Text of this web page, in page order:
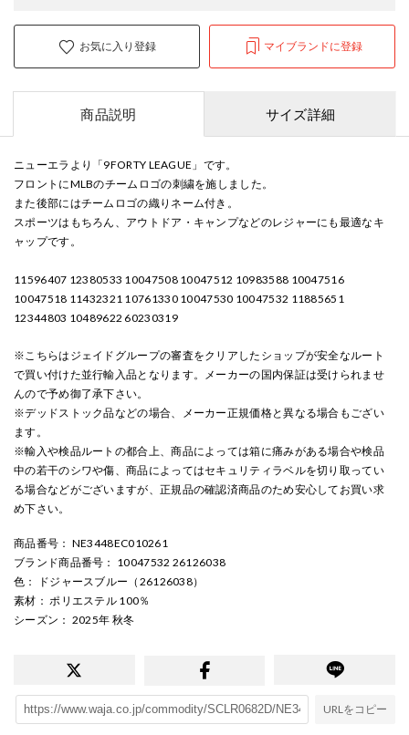
お気に入り登録 マイブランドに登録
商品説明 サイズ詳細
ニューエラより「9FORTY LEAGUE」です。
フロントにMLBのチームロゴの刺繍を施しました。
また後部にはチームロゴの織りネーム付き。
スポーツはもちろん、アウトドア・キャンプなどのレジャーにも最適なキ
ャップです。
11596407 12380533 10047508 10047512 10983588 10047516
10047518 11432321 10761330 10047530 10047532 11885651
12344803 10489622 60230319
※こちらはジェイドグループの審査をクリアしたショップが安全なルート
で買い付けた並行輸入品となります。メーカーの国内保証は受けられませ
んので予め御了承下さい。
※デッドストック品などの場合、メーカー正規価格と異なる場合もござい
ます。
※輸入や検品ルートの都合上、商品によっては箱に痛みがある場合や検品
中の若干のシワや傷、商品によってはセキュリティラベルを切り取ってい
る場合などがございますが、正規品の確認済商品のため安心してお買い求
め下さい。
商品番号 ： NE3448EC010261
ブランド商品番号 ： 10047532 26126038
色 ： ドジャースブルー（26126038）
素材 ： ポリエステル 100％
シーズン ： 2025年 秋冬
URLをコピー